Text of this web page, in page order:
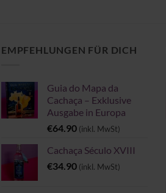
EMPFEHLUNGEN FÜR DICH
Guia do Mapa da
Cachaça – Exklusive
Ausgabe in Europa
€64.90 (inkl. MwSt)
Cachaça Século XVIII
€34.90 (inkl. MwSt)